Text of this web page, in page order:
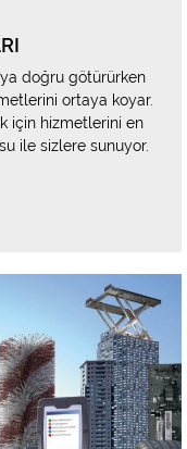
doğru götürürken
ortaya koyar.
için hizmetlerini en
ile sizlere sunuyor.